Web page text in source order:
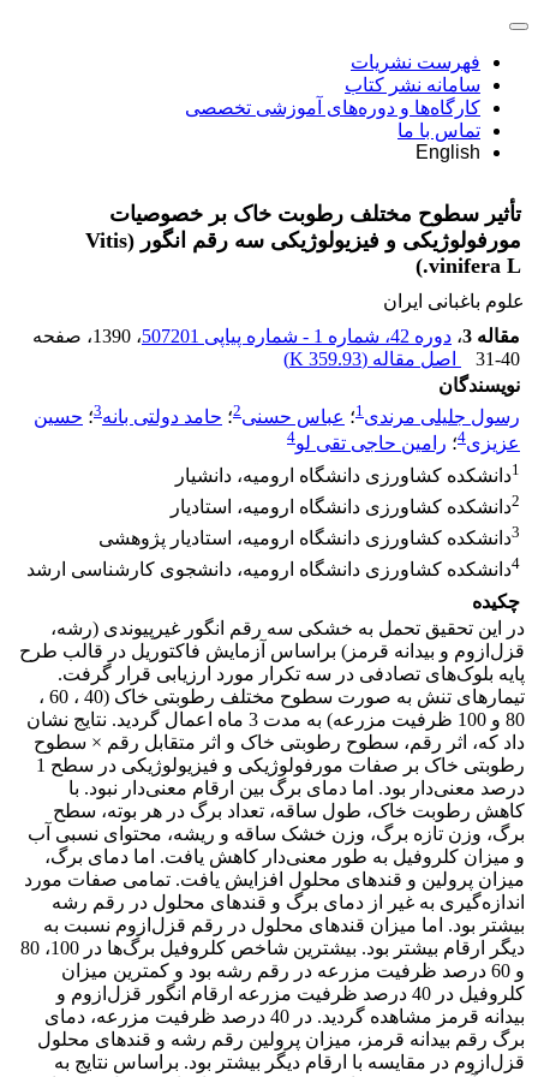
فهرست نشریات
سامانه نشر کتاب
کارگاه‌ها و دوره‌های آموزشی تخصصی
تماس با ما
English
تأثیر سطوح مختلف رطوبت خاک بر خصوصیات
مورفولوژیکی و فیزیولوژیکی سه رقم انگور (Vitis
vinifera L.)
علوم باغبانی ایران
مقاله 3
، دوره 42، شماره 1 - شماره پیاپی 507201 ، 1390
، صفحه
31-40
اصل مقاله (359.93 K
)
نویسندگان
رسول جلیلی مرندی1؛ عباس حسنی2؛ حامد دولتی بانه3؛ حسین
عزیزی4؛ رامین حاجی تقی لو4
1دانشکده کشاورزی دانشگاه ارومیه، دانشیار
2دانشکده کشاورزی دانشگاه ارومیه، استادیار
3دانشکده کشاورزی دانشگاه ارومیه، استادیار پژوهشی
4دانشکده کشاورزی دانشگاه ارومیه، دانشجوی کارشناسی ارشد
چکیده
در این تحقیق تحمل به خشکی سه رقم انگور غیرپیوندی (رشه،
قزل‌ازوم و بیدانه قرمز) براساس آزمایش فاکتوریل در قالب طرح
پایه بلوک‌های تصادفی در سه تکرار مورد ارزیابی قرار گرفت.
تیمارهای تنش به صورت سطوح مختلف رطوبتی خاک (40 ، 60 ،
80 و 100 ظرفیت مزرعه) به مدت 3 ماه اعمال گردید. نتایج نشان
داد که، اثر رقم، سطوح رطوبتی خاک و اثر متقابل رقم × سطوح
رطوبتی خاک بر صفات مورفولوژیکی و فیزیولوژیکی در سطح 1
درصد معنی‌دار بود. اما دمای برگ بین ارقام معنی‌دار نبود. با
کاهش رطوبت خاک، طول ساقه، تعداد برگ در هر بوته، سطح
برگ، وزن تازه برگ، وزن خشک ساقه و ریشه، محتوای نسبی آب
و میزان کلروفیل به طور معنی‌دار کاهش یافت. اما دمای برگ،
میزان پرولین و قندهای محلول افزایش یافت. تمامی صفات مورد
اندازه‌گیری به غیر از دمای برگ و قندهای محلول در رقم رشه
بیشتر بود. اما میزان قندهای محلول در رقم قزل‌ازوم نسبت به
دیگر ارقام بیشتر بود. بیشترین شاخص کلروفیل برگ‌ها در 100، 80
و 60 درصد ظرفیت مزرعه در رقم رشه بود و کمترین میزان
کلروفیل در 40 درصد ظرفیت مزرعه ارقام انگور قزل‌ازوم و
بیدانه قرمز مشاهده گردید. در 40 درصد ظرفیت مزرعه، دمای
برگ رقم بیدانه قرمز، میزان پرولین رقم رشه و قندهای محلول
قزل‌ازوم در مقایسه با ارقام دیگر بیشتر بود. براساس نتایج به